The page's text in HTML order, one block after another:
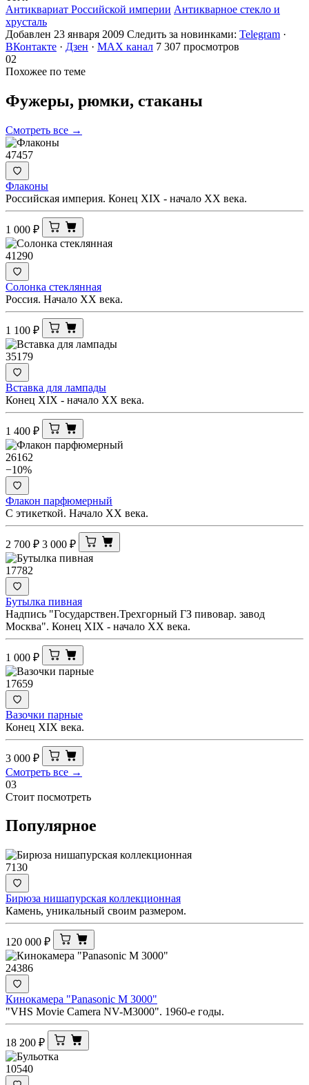
Антиквариат Российской империи Антикварное стекло и
хрусталь
Добавлен 23 января 2009 Следить за новинками: Telegram ·
ВКонтакте · Дзен · MAX канал 7 307 просмотров
02
Похожее по теме
Фужеры, рюмки, стаканы
Смотреть все →
47457
Флаконы
Российская империя. Конец XIX - начало XX века.
1 000 ₽
41290
Солонка стеклянная
Россия. Начало ХХ века.
1 100 ₽
35179
Вставка для лампады
Конец XIX - начало ХХ века.
1 400 ₽
26162
−10%
Флакон парфюмерный
С этикеткой. Начало ХХ века.
2 700 ₽ 3 000 ₽
17782
Бутылка пивная
Надпись "Государствен.Трехгорный ГЗ пивовар. завод
Москва". Конец XIX - начало ХХ века.
1 000 ₽
17659
Вазочки парные
Конец XIX века.
3 000 ₽
Смотреть все →
03
Стоит посмотреть
Популярное
7130
Бирюза нишапурская коллекционная
Камень, уникальный своим размером.
120 000 ₽
24386
Кинокамера "Panasonic M 3000"
"VHS Movie Camera NV-M3000". 1960-е годы.
18 200 ₽
10540